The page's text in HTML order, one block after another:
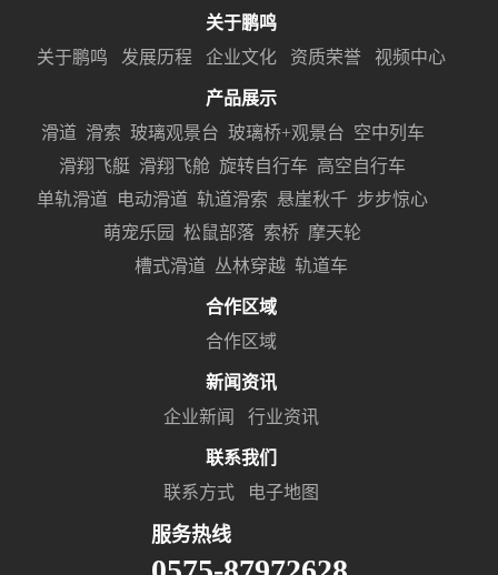
关于鹏鸣
关于鹏鸣
发展历程 企业文化 资质荣誉 视频中心
产品展示
滑道 滑索 玻璃观景台 玻璃桥+观景台 空中列车
滑翔飞艇 滑翔飞舱 旋转自行车 高空自行车
单轨滑道
电动滑道 轨道滑索 悬崖秋千 步步惊心
萌宠乐园
松鼠部落 索桥 摩天轮
槽式滑道 丛林穿越 轨道车
合作区域
合作区域
新闻资讯
企业新闻
行业资讯
联系我们
联系方式
电子地图
服务热线